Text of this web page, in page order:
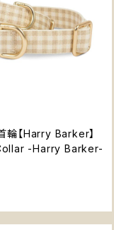
輪【Harry Barker】
-Harry Barker-